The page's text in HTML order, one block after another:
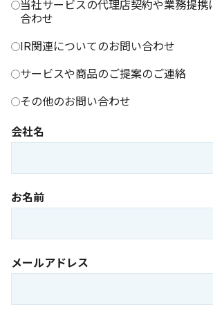
当社サービスの代理店契約や業務提携
合わせ
IR関連についてのお問い合わせ
サービスや商品のご提案のご連絡
その他のお問い合わせ
会社名
お名前
メールアドレス